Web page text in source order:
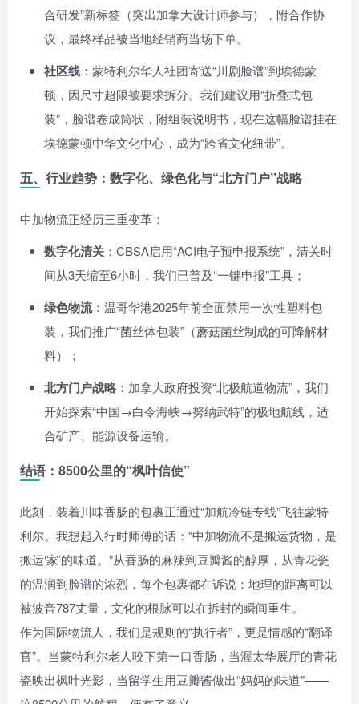
合研发”新标签（突出加拿大设计师参与），附合作协
议，最终样品被当地经销商当场下单。
社区线 ：蒙特利尔华人社团寄送“川剧脸谱”到埃德蒙
顿，因尺寸超限被要求拆分。我们建议用“折叠式包
装”，脸谱卷成筒状，附组装说明书，现在这幅脸谱挂在
埃德蒙顿中华文化中心，成为“跨省文化纽带”。
五、行业趋势：数字化、绿色化与“北方门户”战略
中加物流正经历三重变革：
数字化清关 ：CBSA启用“ACI电子预申报系统”，清关时
间从3天缩至6小时，我们已普及“一键申报”工具；
绿色物流：温哥华港2025年前全面禁用一次性塑料包
装，我们推广“菌丝体包装”（蘑菇菌丝制成的可降解材
料）；
北方门户战略 ：加拿大政府投资“北极航道物流”，我们
开始探索“中国→白令海峡→努纳武特”的极地航线，适
合矿产、能源设备运输。
结语：8500公里的“枫叶信使”
此刻，装着川味香肠的包裹正通过“加航冷链专线”飞往蒙特
利尔。我想起入行时师傅的话：“中加物流不是搬运货物，是
搬运‘家’的味道。”从香肠的麻辣到豆瓣酱的醇厚，从青花瓷
的温润到脸谱的浓烈，每个包裹都在诉说：地理的距离可以
被波音787丈量，文化的根脉可以在拆封的瞬间重生。
作为国际物流人，我们是规则的“执行者”，更是情感的“翻译
官”。当蒙特利尔老人咬下第一口香肠，当渥太华展厅的青花
瓷映出枫叶光影，当留学生用豆瓣酱做出“妈妈的味道”——